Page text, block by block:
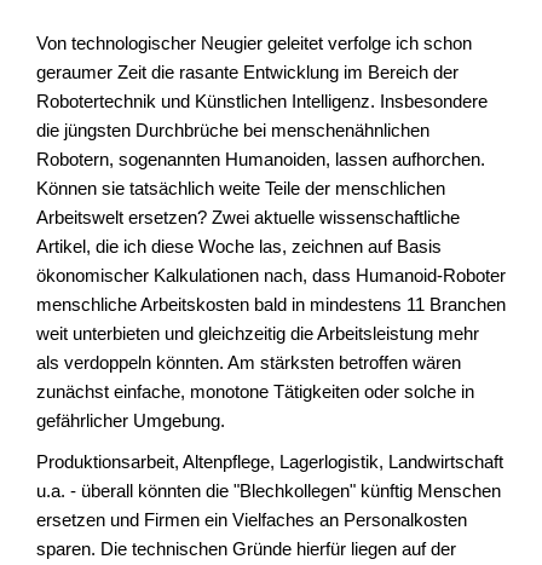
Von technologischer Neugier geleitet verfolge ich schon
geraumer Zeit die rasante Entwicklung im Bereich der
Robotertechnik und Künstlichen Intelligenz. Insbesondere
die jüngsten Durchbrüche bei menschenähnlichen
Robotern, sogenannten Humanoiden, lassen aufhorchen.
Können sie tatsächlich weite Teile der menschlichen
Arbeitswelt ersetzen? Zwei aktuelle wissenschaftliche
Artikel, die ich diese Woche las, zeichnen auf Basis
ökonomischer Kalkulationen nach, dass Humanoid-Roboter
menschliche Arbeitskosten bald in mindestens 11 Branchen
weit unterbieten und gleichzeitig die Arbeitsleistung mehr
als verdoppeln könnten. Am stärksten betroffen wären
zunächst einfache, monotone Tätigkeiten oder solche in
gefährlicher Umgebung.
Produktionsarbeit, Altenpflege, Lagerlogistik, Landwirtschaft
u.a. - überall könnten die "Blechkollegen" künftig Menschen
ersetzen und Firmen ein Vielfaches an Personalkosten
sparen. Die technischen Gründe hierfür liegen auf der